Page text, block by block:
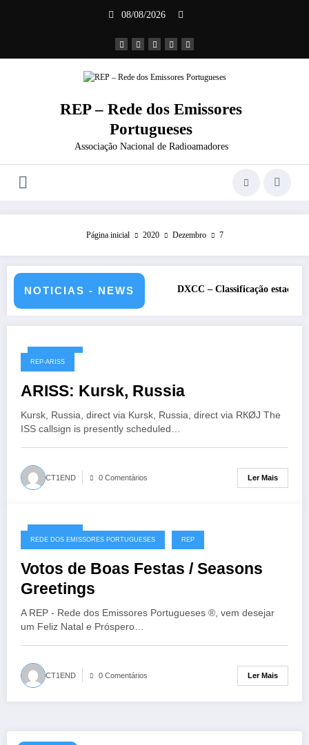
08/08/2026
REP – Rede dos Emissores
Portugueses
Associação Nacional de Radioamadores
Página inicial 2020 Dezembro 7
NOTICIAS - NEWS
de 2026 – CS5HQ DXCC – Classificação estações
07/12/2020
REP-ARISS
ARISS: Kursk, Russia
Kursk, Russia, direct via Kursk, Russia, direct via RКØJ The
ISS callsign is presently scheduled…
CT1END 0 Comentários Ler Mais
07/12/2020
REDE DOS EMISSORES PORTUGUESES REP
Votos de Boas Festas / Seasons
Greetings
A REP - Rede dos Emissores Portugueses ®, vem desejar
um Feliz Natal e Próspero…
CT1END 0 Comentários Ler Mais